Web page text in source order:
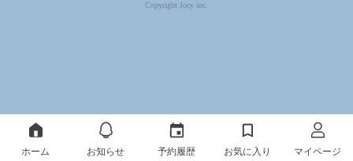
Copyright Jocy inc.
ホーム お知らせ 予約履歴 お気に入り マイページ